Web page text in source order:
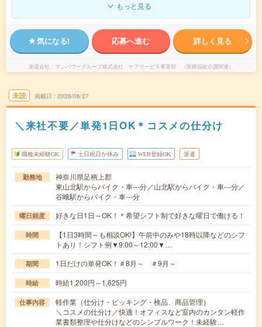
もっと見る
気になる! 応募へ進む 詳しく見る
派遣会社 マンパワーグループ株式会社 ケアサービス事業部 （医療福祉介護関連）
未読 掲載日 2026/06/27
＼来社不要／単発1日OK＊コスメの仕分け
職種未経験OK 土日祝日が休み WEB登録OK 派遣
勤務地
神奈川県足柄上郡
東山北駅からバイク・車---分／山北駅からバイク・車---分／
谷峨駅からバイク・車---分
曜日頻度 好きな日1日～OK！＊希望シフト制で好きな曜日で働ける！
時間
【1日3時間～も相談OK!】午前中のみや18時以降などのシフ
トあり！シフト例▼9:00～12:00▼…
期間 1日だけの単発OK！＃8月～ ＃9月～
時給 時給1,200円～1,625円
仕事内容
軽作業（仕分け・ピッキング・検品、商品管理）
＼コスメの仕分け／快適！オフィスなど室内のカンタン軽作
業書類整理や仕分けなどのシンプルワーク！未経験…